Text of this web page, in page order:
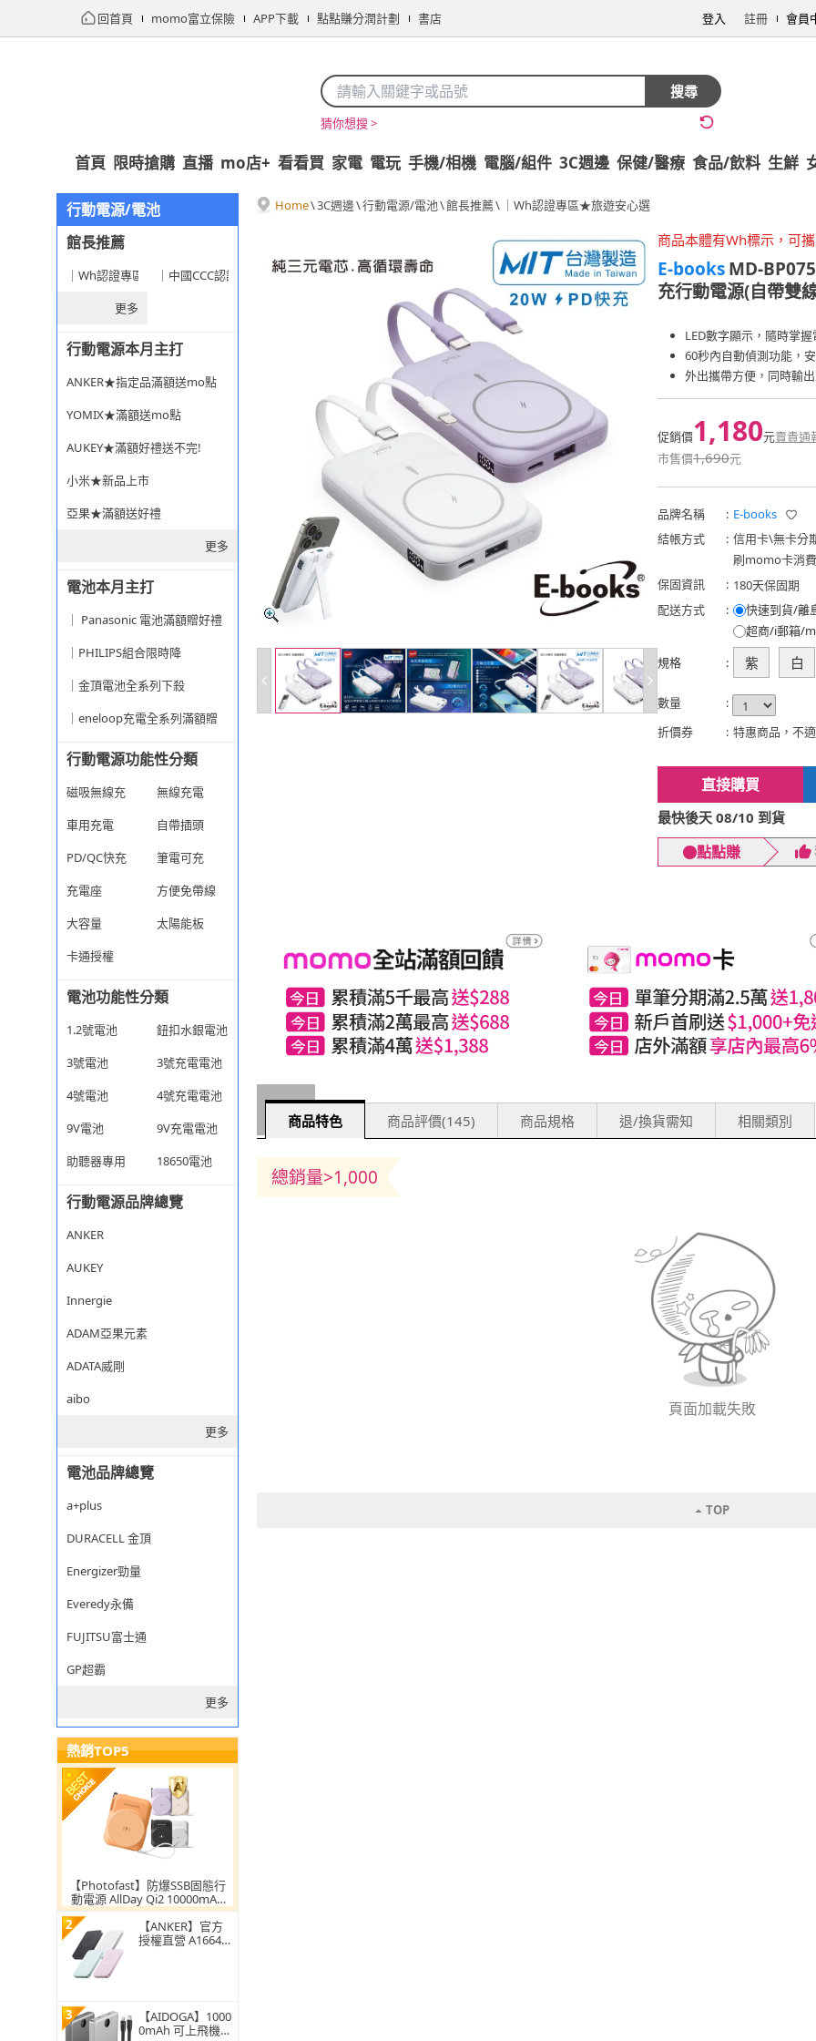
回首頁 momo富立保險 APP下載 點點賺分潤計劃 書店 登入 註冊 會員
搜尋
猜你想搜 >
首頁 限時搶購 直播 mo店+ 看看買 家電 電玩 手機/相機 電腦/組件 3C週邊 保健/醫療 食品/飲料 生鮮
行動電源/電池
館長推薦
｜Wh認證專區★旅遊安心選
｜中國CCC認證專區
更多
行動電源本月主打
ANKER★指定品滿額送mo點
YOMIX★滿額送mo點
AUKEY★滿額好禮送不完!
小米★新品上市
亞果★滿額送好禮
更多
電池本月主打
｜ Panasonic 電池滿額贈好禮
｜PHILIPS組合限時降
｜金頂電池全系列下殺
｜eneloop充電全系列滿額贈
行動電源功能性分類
磁吸無線充
無線充電
車用充電
自帶插頭
PD/QC快充
筆電可充
充電座
方便免帶線
大容量
太陽能板
卡通授權
電池功能性分類
1.2號電池
鈕扣水銀電池
3號電池
3號充電電池
4號電池
4號充電電池
9V電池
9V充電電池
助聽器專用
18650電池
行動電源品牌總覽
ANKER
AUKEY
Innergie
ADAM亞果元素
ADATA威剛
aibo
更多
電池品牌總覽
a+plus
DURACELL 金頂
Energizer勁量
Everedy永備
FUJITSU富士通
GP超霸
更多
熱銷TOP5
【Photofast】防爆SSB固態行
動電源 AllDay Qi2 10000mAh
_38.5Wh(ALLDAYSSB10000)
2
【ANKER】官方
授權直營 A1664超
監控/輕薄)
3
【AIDOGA】1000
0mAh 可上飛機
Home\3C週邊\行動電源/電池\館長推薦\ ｜Wh認證專區★旅遊安心選
商品本體有Wh標示，可
E-booksMD-
充行動電源(自帶雙
LED數字顯示，隨時掌握
60秒內自動偵測功能，
外出攜帶方便，同時輸
促銷價1,180元賣貴通
市售價1,690元
品牌名稱 : E-books
結帳方式
: 信用卡\無卡分
刷momo卡消
保固資訊
: 180天保固期
配送方式
:
快速到貨/離
超商/i郵箱/
規格
: 紫 白
數量
:
折價券
: 特惠商品，不
直接購買
最快後天 08/10 到貨
點點賺
商品特色 商品評價(145) 商品規格 退/換貨需知 相關類別
總銷量>1,000
頁面加載失敗
TOP